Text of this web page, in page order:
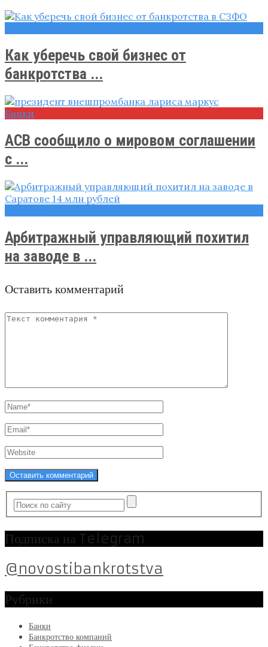
Как уберечь свой бизнес от
банкротства ...
Банки
АСВ сообщило о мировом соглашении
с ...
Арбитражный управляющий похитил
на заводе в ...
Оставить комментарий
Подписка на Telegram
@novostibankrotstva
Рубрики
Банки
Банкротство компаний